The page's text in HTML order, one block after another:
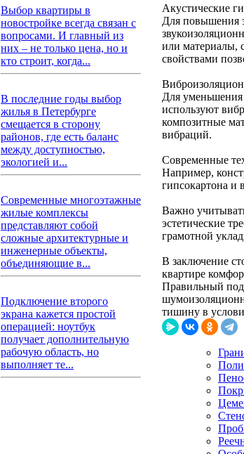
Выбор квартиры в
новостройке всегда связан с
вопросами. И главный из
них – не только цена, но и
кто строит, когда...
В последние годы выбор
жилья в Петербурге
смещается в сторону
районов, где есть баланс
между доступностью,
экологией и...
Современные многоэтажные
жилые комплексы
представляют собой
сложные архитектурные и
инженерные объекты,
объединяющие в...
Подключение второго
экрана кажется простой
операцией: ноутбук
получает дополнительную
рабочую область, но
выполняет те...
Акустические
Для повышения
или материалы,
свойствами
Для уменьшения
используют
композитные
вибраций.
Современные
Например,
гипсокартона и
Важно
эстетические
грамотной
В заключение
квартире
Правильный
тишину в